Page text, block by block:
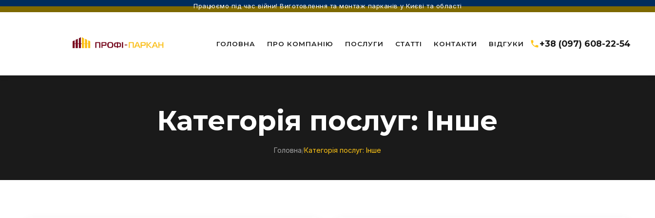
Працюємо під час війни! Виготовлення та монтаж парканів у Києві та області
ГОЛОВНА ПРО КОМПАНІЮ ПОСЛУГИ СТАТТІ КОНТАКТИ ВІДГУКИ +38 (097) 608-22-54
Категорія послуг: Інше
Головна/Категорія послуг: Інше